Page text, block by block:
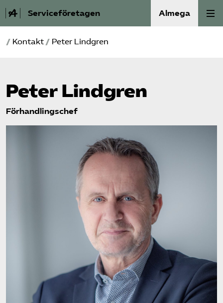
Serviceföretagen Almega
Om Service­företagen
Medlemskap
Auktorisation
Logga in på Arbetsgivarguiden
Sök på serviceforetagen.se
/ Kontakt / Peter Lindgren
Peter Lindgren
Förhandlingschef